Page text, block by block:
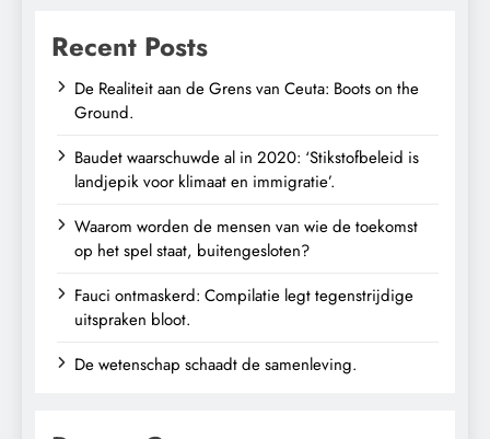
Recent Posts
De Realiteit aan de Grens van Ceuta: Boots on the
Ground.
Baudet waarschuwde al in 2020: ‘Stikstofbeleid is
landjepik voor klimaat en immigratie’.
Waarom worden de mensen van wie de toekomst
op het spel staat, buitengesloten?
Fauci ontmaskerd: Compilatie legt tegenstrijdige
uitspraken bloot.
De wetenschap schaadt de samenleving.